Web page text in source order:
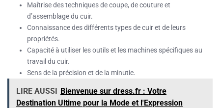
Maîtrise des techniques de coupe, de couture et
d’assemblage du cuir.
Connaissance des différents types de cuir et de leurs
propriétés.
Capacité à utiliser les outils et les machines spécifiques au
travail du cuir.
Sens de la précision et de la minutie.
LIRE AUSSI Bienvenue sur dress.fr : Votre
Destination Ultime pour la Mode et l'Expression